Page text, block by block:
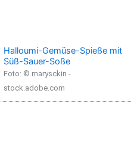
Halloumi-Gemüse-Spieße mit
Süß-Sauer-Soße
Foto: © marysckin -
stock.adobe.com